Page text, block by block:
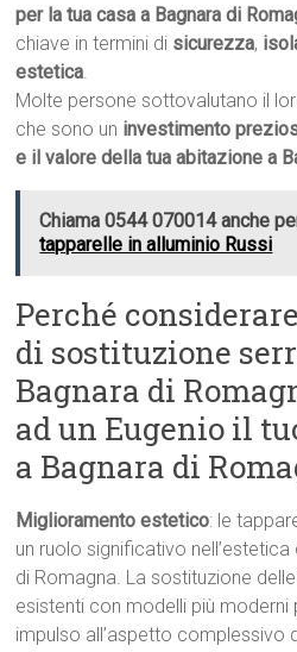
per la tua casa a Bagnara di
chiave in termini di sicurezza,
estetica.
Molte persone sottovalutano il
che sono un investimento
e il valore della tua abitazione a
Chiama 0544 070014 anche
tapparelle in alluminio Russi
Perché
di sostituzione
Bagnara di
ad un Eugenio il
a Bagnara di
Miglioramento estetico: le
un ruolo significativo
di Romagna. La sostituzione
esistenti con modelli più moderni
impulso all’aspetto complessivo